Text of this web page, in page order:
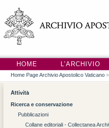
HOME L’ARCHIVIO
Home Page Archivio Apostolico Vaticano »
Attività
Ricerca e conservazione
Pubblicazioni
Collane editoriali - Collectanea